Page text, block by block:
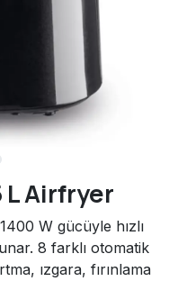
L Airfryer
W gücüyle hızlı
8 farklı otomatik
ızgara, fırınlama